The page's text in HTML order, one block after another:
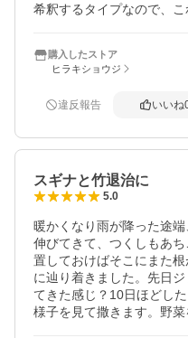
希釈するタイプなので、こ
効果も早いです。余った
購入したストア
ヒラキショウジ
違反報告 いいね
スギナと竹退治に
5.0
暖かくなり雨が降った途
伸びてきて、つくしもあ
置しておけばそこにまた
に辿り着きました。先日
てきた感じ？10日ほどし
様子を見て撒きます。野菜